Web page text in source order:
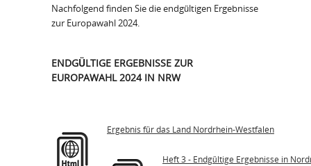
Nachfolgend finden Sie die endgültigen Ergebnisse
zur Europawahl 2024.
ENDGÜLTIGE ERGEBNISSE ZUR
EUROPAWAHL 2024 IN NRW
Ergebnis für das Land Nordrhein-Westfalen
Heft 3 - Endgültige Ergebnisse in